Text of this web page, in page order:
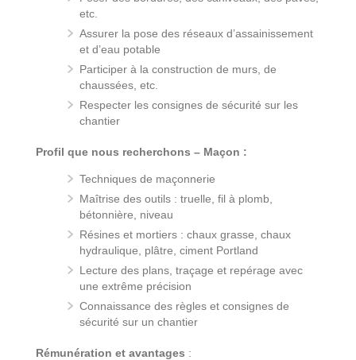
etc.
Assurer la pose des réseaux d’assainissement
et d’eau potable
Participer à la construction de murs, de
chaussées, etc.
Respecter les consignes de sécurité sur les
chantier
Profil que nous recherchons – Maçon :
Techniques de maçonnerie
Maîtrise des outils : truelle, fil à plomb,
bétonnière, niveau
Résines et mortiers : chaux grasse, chaux
hydraulique, plâtre, ciment Portland
Lecture des plans, traçage et repérage avec
une extrême précision
Connaissance des règles et consignes de
sécurité sur un chantier
Rémunération et avantages :